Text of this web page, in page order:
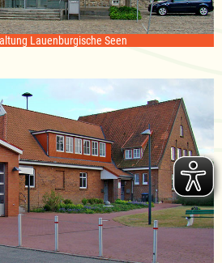
Lauenburgische Seen